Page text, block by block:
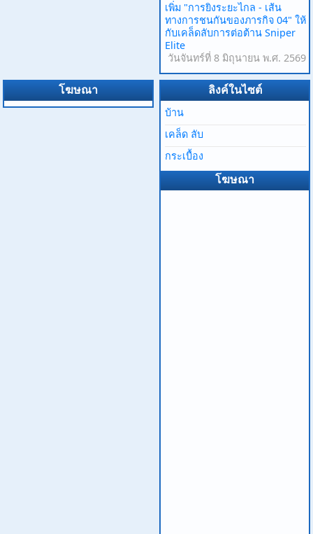
เพิ่ม "การยิงระยะไกล - เส้น
ทางการชนกันของภารกิจ 04" ให้
กับเคล็ดลับการต่อต้าน Sniper
Elite
วันจันทร์ที่ 8 มิถุนายน พ.ศ. 2569
โฆษณา ลิงค์ในไซต์
บ้าน
เคล็ด ลับ
กระเบื้อง
โฆษณา